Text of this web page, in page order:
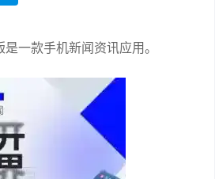
一款手机新闻资讯应用。